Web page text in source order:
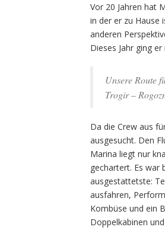
Vor 20 Jahren hat
in der er zu Hause
anderen
Dieses Jahr ging
Unsere Route
Trogir –
Da die Crew aus
ausgesucht. Den
Marina liegt nur
gechartert. Es war
ausgestattetste:
ausfahren,
Kombüse und ein
Doppelkabinen